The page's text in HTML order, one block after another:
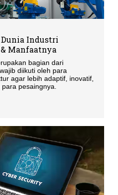
Industri
Manfaatnya
bagian dari
diikuti oleh para
agar lebih adaptif, inovatif,
pesaingnya.